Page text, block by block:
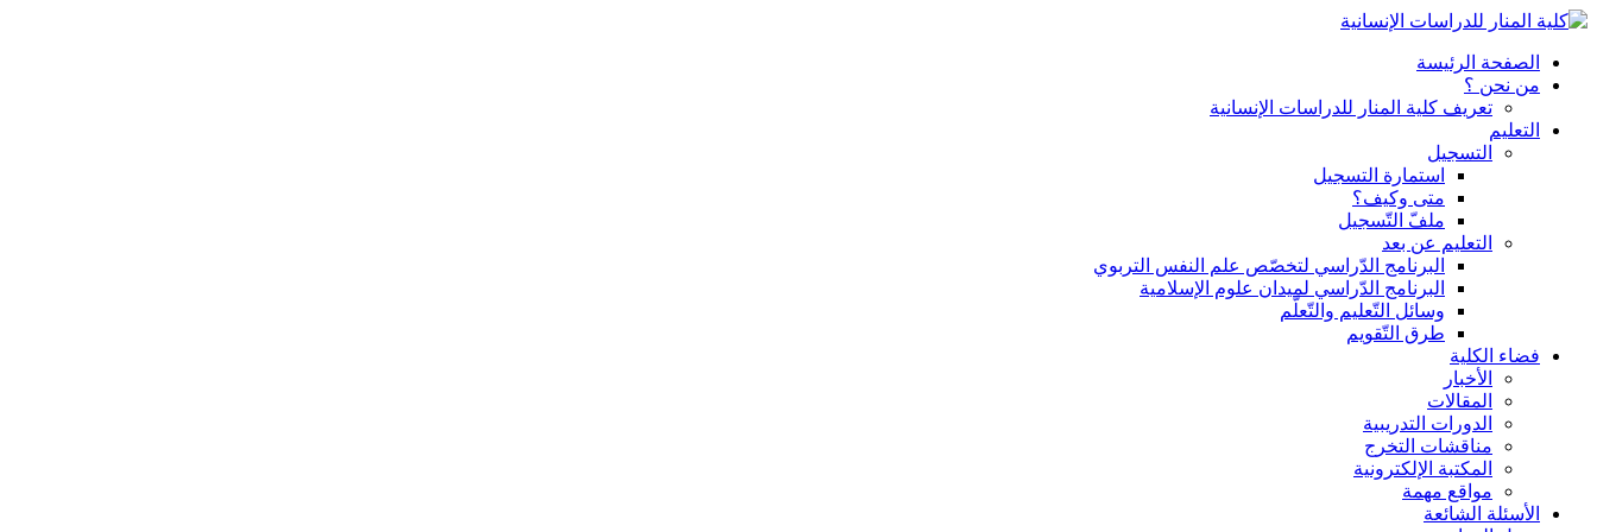
الصفحة الرئيسة
من نحن ؟
تعريف كلية المنار للدراسات الإنسانية
التعليم
التسجيل
استمارة التسجيل
متى وكيف؟
ملفّ التّسجيل
التعليم عن بعد
البرنامج الدّراسي لتخصّص علم النفس التربوي
البرنامج الدّراسي لميدان علوم الإسلامية
وسائل التّعليم والتّعلّم
طرق التّقويم
فضاء الكلية
الأخبار
المقالات
الدورات التدريبية
مناقشات التخرج
المكتبة الإلكترونية
مواقع مهمة
الأسئلة الشائعة